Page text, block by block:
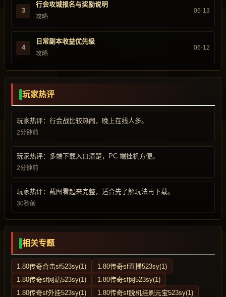
3
行会攻城报名与奖励说明
攻略
06-13
4
日常副本收益优先级
攻略
06-12
玩家热评
玩家热评：行会战比较热闹，晚上在线人多。
2分钟前
玩家热评：多端下载入口清楚，PC 端挂机方便。
2分钟前
玩家热评：截图看起来完整，适合先了解玩法再下载。
30秒前
相关专题
1.80传奇合击sf523sy(1)
1.80传奇sf直播523sy(1)
1.80传奇sf网站523sy(1)
1.80传奇sf网523sy(1)
1.80传奇sf外挂523sy(1)
1.80传奇sf脱机挂刷元宝523sy(1)